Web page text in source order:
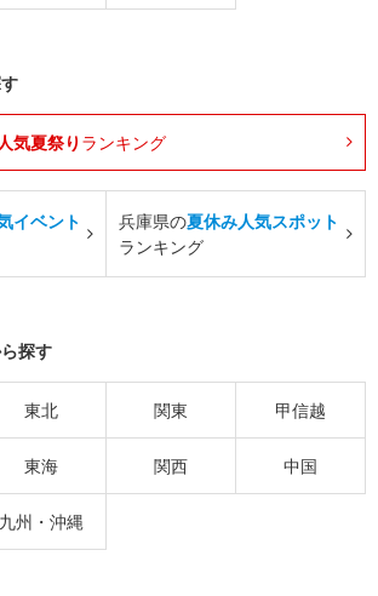
気夏祭り ランキング
イベント
兵庫県の夏休み人気スポット
ランキング
探す
東北 関東 甲信越
東海 関西 中国
九州・沖縄